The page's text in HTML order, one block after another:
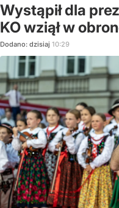
Wystąpił dla
KO wziął w
Dodano: dzisiaj 10:29